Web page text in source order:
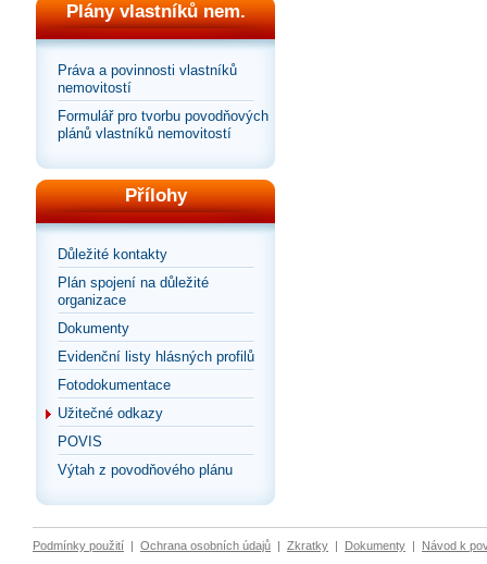
Plány vlastníků nem.
Práva a povinnosti vlastníků
nemovitostí
Formulář pro tvorbu povodňových
plánů vlastníků nemovitostí
Přílohy
Důležité kontakty
Plán spojení na důležité
organizace
Dokumenty
Evidenční listy hlásných profilů
Fotodokumentace
Užitečné odkazy
POVIS
Výtah z povodňového plánu
Podmínky použití | Ochrana osobních údajů | Zkratky | Dokumenty | Návod k